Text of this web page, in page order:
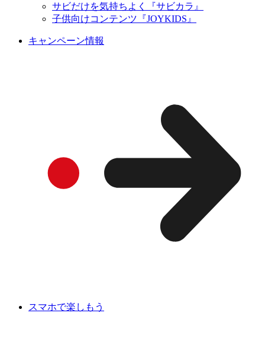
サビだけを気持ちよく『サビカラ』
子供向けコンテンツ『JOYKIDS』
キャンペーン情報
スマホで楽しもう